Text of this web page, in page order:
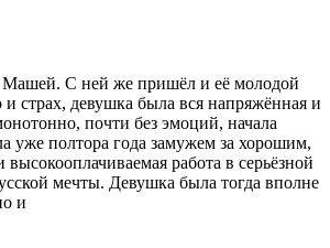
Машей. С ней же пришёл и её молодой
страх, девушка была вся напряжённая и
почти без эмоций, начала
полтора года замужем за хорошим,
работа в серьёзной
мечты. Девушка была тогда вполне
и